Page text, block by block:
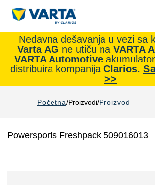
Nedavna dešavanja u vezi sa
Varta AG ne utiču na VARTA
VARTA Automotive
distribuira kompanija Clarios.
>>
Početna Proizvodi Proizvod
Powersports Freshpack 509016013